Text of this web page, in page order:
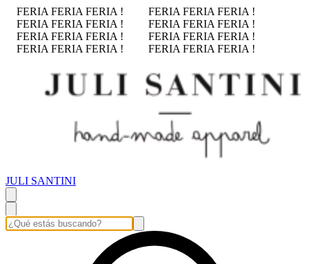
FERIA FERIA FERIA !
FERIA FERIA FERIA !
FERIA FERIA FERIA !
FERIA FERIA FERIA !
FERIA FERIA FERIA !
FERIA FERIA FERIA !
FERIA FERIA FERIA !
FERIA FERIA FERIA !
JULI SANTINI